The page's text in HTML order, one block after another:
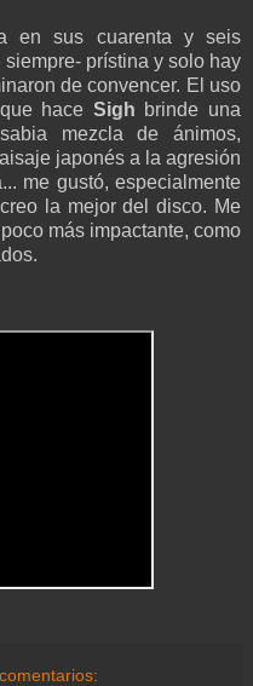
en sus cuarenta y seis
prístina y solo hay
de convencer. El uso
hace Sigh brinde una
mezcla de ánimos,
japonés a la agresión
me gustó, especialmente
la mejor del disco. Me
más impactante, como